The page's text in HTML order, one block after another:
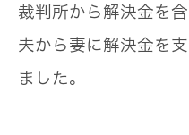
裁判所から解決金を
夫から妻に解決金を
ました。